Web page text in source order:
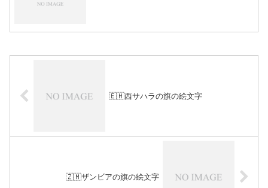
🇪🇭西サハラの旗の絵文字
🇿🇲ザンビアの旗の絵文字